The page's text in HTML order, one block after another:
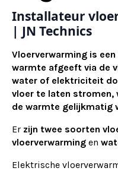
Installateur
| JN Technics
Vloerverwarming is
warmte afgeeft via de
water of elektriciteit
vloer te laten stromen,
de warmte gelijkmatig
Er zijn twee soorten
vloerverwarming en
Elektrische